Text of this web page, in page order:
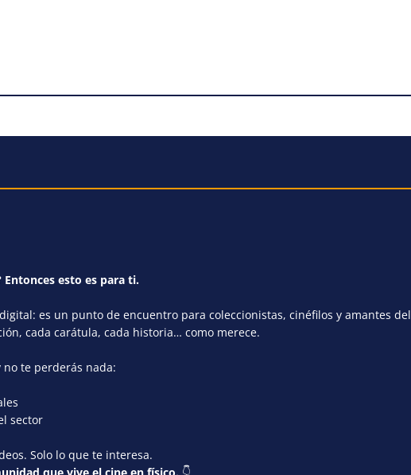
esto es para ti.
es un punto de encuentro para coleccionistas, cinéfilos y amantes del
cada carátula, cada historia… como merece.
no te perderás nada:
sector
Solo lo que te interesa.